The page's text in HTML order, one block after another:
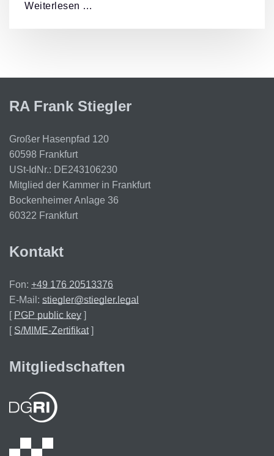
Weiterlesen …
RA Frank Stiegler
Großer Hasenpfad 120
60598 Frankfurt
USt-IdNr.: DE243106230
Mitglied der Kammer in Frankfurt
Bockenheimer Anlage 36
60322 Frankfurt
Kontakt
Fon: +49 176 20513376
E-Mail: stiegler@stiegler.legal
[ PGP public key ]
[ S/MIME-Zertifikat]
Mitgliedschaften